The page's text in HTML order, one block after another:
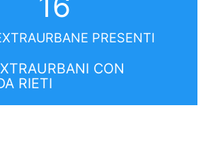
PRESENTI
CON
RIETI